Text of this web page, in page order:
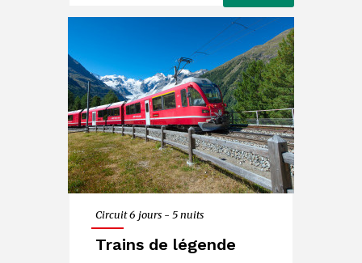
Circuit 6 jours - 5 nuits
Trains de légende